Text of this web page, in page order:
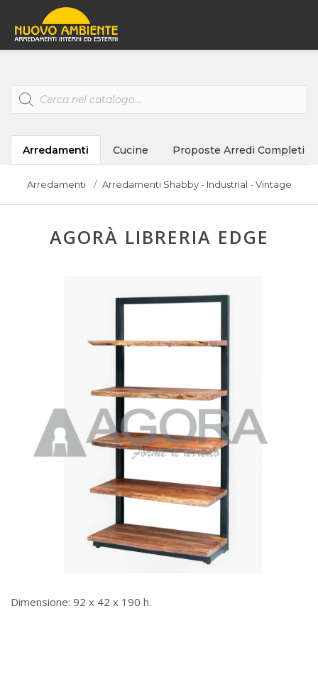
Products
search
Arredamenti Cucine Proposte Arredi Completi
Arredamenti Arredamenti Shabby - Industrial - Vintage
AGORÀ LIBRERIA EDGE
Dimensione: 92 x 42 x 190 h.